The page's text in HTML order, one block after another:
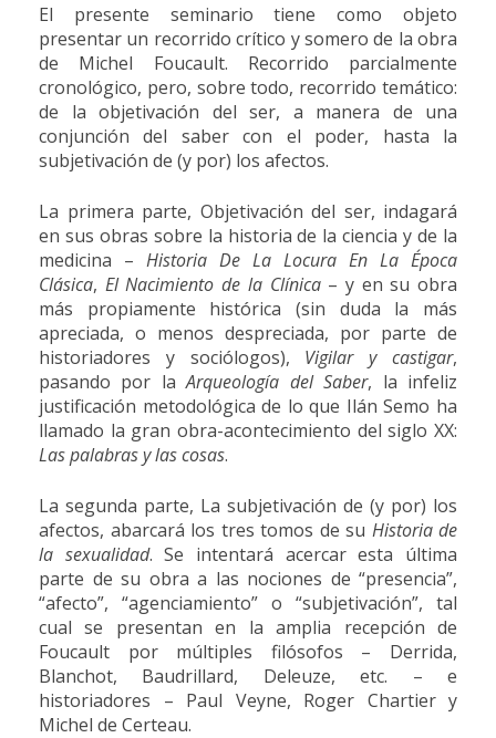
El presente seminario tiene como objeto
presentar un recorrido crítico y somero de la obra
de Michel Foucault. Recorrido parcialmente
cronológico, pero, sobre todo, recorrido temático:
de la objetivación del ser, a manera de una
conjunción del saber con el poder, hasta la
subjetivación de (y por) los afectos.
La primera parte, Objetivación del ser, indagará
en sus obras sobre la historia de la ciencia y de la
medicina – Historia De La Locura En La Época
Clásica, El Nacimiento de la Clínica– y en su obra
más propiamente histórica (sin duda la más
apreciada, o menos despreciada, por parte de
historiadores y sociólogos), Vigilar y castigar,
pasando por laArqueología del Saber, la infeliz
justificación metodológica de lo que Ilán Semo ha
llamado la gran obra-acontecimiento del siglo XX:
Las palabras y las cosas.
La segunda parte, La subjetivación de (y por) los
afectos, abarcará los tres tomos de su Historia de
la sexualidad. Se intentará acercar esta última
parte de su obra a las nociones de “presencia”,
“afecto”, “agenciamiento” o “subjetivación”, tal
cual se presentan en la amplia recepción de
Foucault por múltiples filósofos – Derrida,
Blanchot, Baudrillard, Deleuze, etc. – e
historiadores – Paul Veyne, Roger Chartier y
Michel de Certeau.